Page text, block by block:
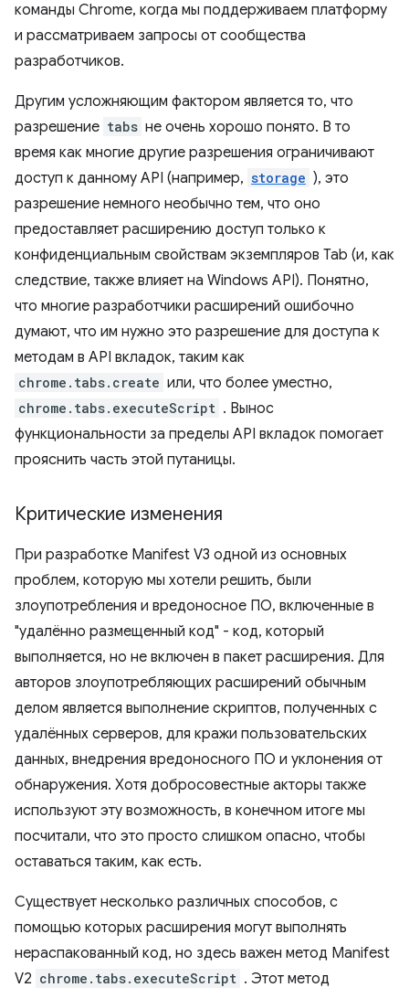
команды Chrome, когда мы поддерживаем платформу
и рассматриваем запросы от сообщества
разработчиков.
Другим усложняющим фактором является то, что
разрешение tabs не очень хорошо понято. В то
время как многие другие разрешения ограничивают
доступ к данному API (например, storage ), это
разрешение немного необычно тем, что оно
предоставляет расширению доступ только к
конфиденциальным свойствам экземпляров Tab (и, как
следствие, также влияет на Windows API). Понятно,
что многие разработчики расширений ошибочно
думают, что им нужно это разрешение для доступа к
методам в API вкладок, таким как
chrome.tabs.create или, что более уместно,
chrome.tabs.executeScript . Вынос
функциональности за пределы API вкладок помогает
прояснить часть этой путаницы.
Критические изменения
При разработке Manifest V3 одной из основных
проблем, которую мы хотели решить, были
злоупотребления и вредоносное ПО, включенные в
"удалённо размещенный код" - код, который
выполняется, но не включен в пакет расширения. Для
авторов злоупотребляющих расширений обычным
делом является выполнение скриптов, полученных с
удалённых серверов, для кражи пользовательских
данных, внедрения вредоносного ПО и уклонения от
обнаружения. Хотя добросовестные акторы также
используют эту возможность, в конечном итоге мы
посчитали, что это просто слишком опасно, чтобы
оставаться таким, как есть.
Существует несколько различных способов, с
помощью которых расширения могут выполнять
нераспакованный код, но здесь важен метод Manifest
V2 chrome.tabs.executeScript . Этот метод